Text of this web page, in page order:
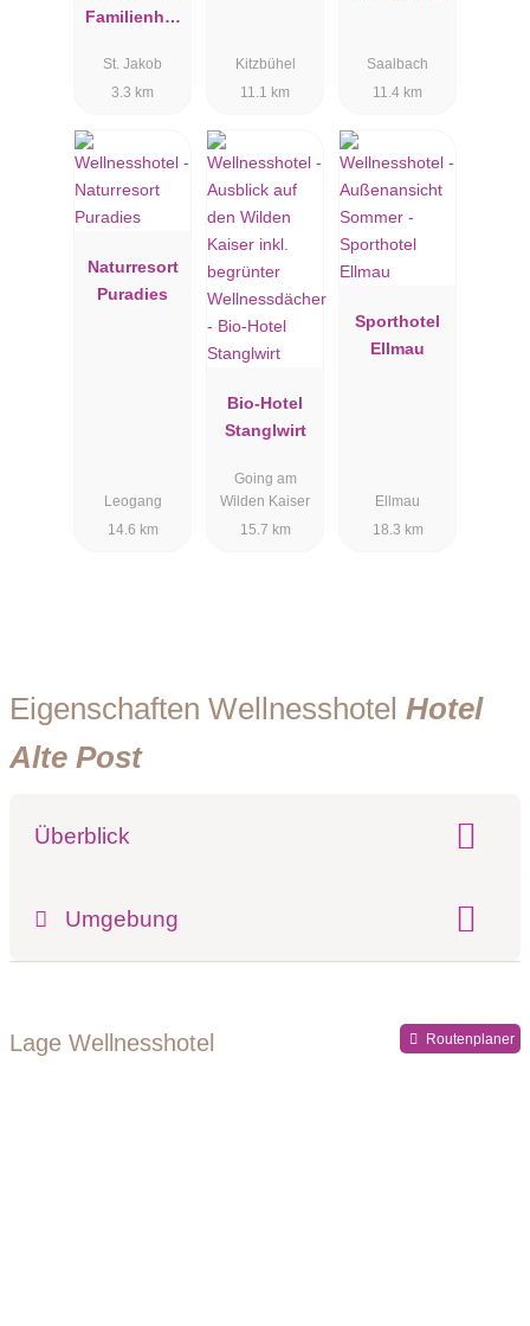
Familienhot
St. Jakob
3.3 km
Kitzbühel
11.1 km
Saalbach
11.4 km
Naturresort
Puradies
Leogang
14.6 km
Bio-Hotel
Stanglwirt
Going am
Wilden Kaiser
15.7 km
Sporthotel
Ellmau
Ellmau
18.3 km
Eigenschaften Wellnesshotel Hotel
Alte Post
Überblick
Umgebung
Lage Wellnesshotel Routenplaner